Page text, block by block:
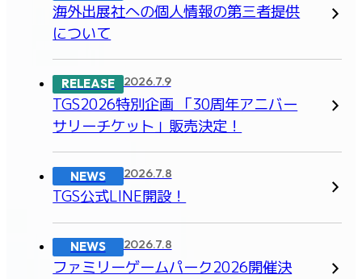
海外出展社への個人情報の第三者提供
について
RELEASE 2026.7.9
TGS2026特別企画 「30周年アニバー
サリーチケット」販売決定！
NEWS 2026.7.8
TGS公式LINE開設！
NEWS 2026.7.8
ファミリーゲームパーク2026開催決